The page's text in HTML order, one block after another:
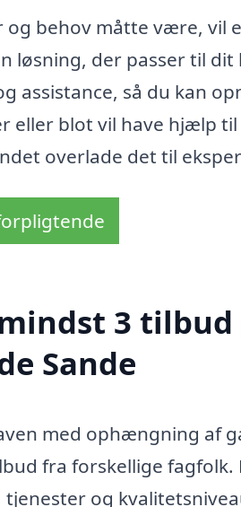
og behov måtte være, vil
løsning, der passer til dit
assistance, så du kan
eller blot vil have hjælp
overlade det til
3
Sande
med ophængning af
fra forskellige fagfolk.
og